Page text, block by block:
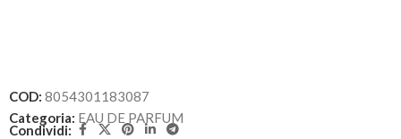
COD: 8054301183087
Categoria: EAU DE PARFUM
Condividi: